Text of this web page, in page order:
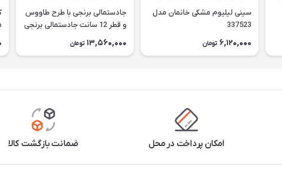
سینی لیلیوم مشکی خانمان مدل
337523
6,120,000 تومان
جادستمالی برنجی با طرح طاووس
و قطر 12 سانت جادستمالی برنجی
جا دستمال برنجی جادستمالی برنز
مناسب استفاده دائم وقابل
13,560,000 تومان
امکان پرداخت در محل ضمانت بازگشت کالا